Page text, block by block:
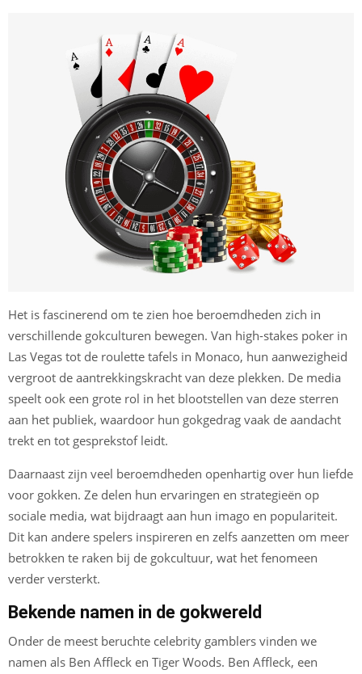
Het is fascinerend om te zien hoe beroemdheden zich in
verschillende gokculturen bewegen. Van high-stakes poker in
Las Vegas tot de roulette tafels in Monaco, hun aanwezigheid
vergroot de aantrekkingskracht van deze plekken. De media
speelt ook een grote rol in het blootstellen van deze sterren
aan het publiek, waardoor hun gokgedrag vaak de aandacht
trekt en tot gesprekstof leidt.
Daarnaast zijn veel beroemdheden openhartig over hun liefde
voor gokken. Ze delen hun ervaringen en strategieën op
sociale media, wat bijdraagt aan hun imago en populariteit.
Dit kan andere spelers inspireren en zelfs aanzetten om meer
betrokken te raken bij de gokcultuur, wat het fenomeen
verder versterkt.
Bekende namen in de gokwereld
Onder de meest beruchte celebrity gamblers vinden we
namen als Ben Affleck en Tiger Woods. Ben Affleck, een